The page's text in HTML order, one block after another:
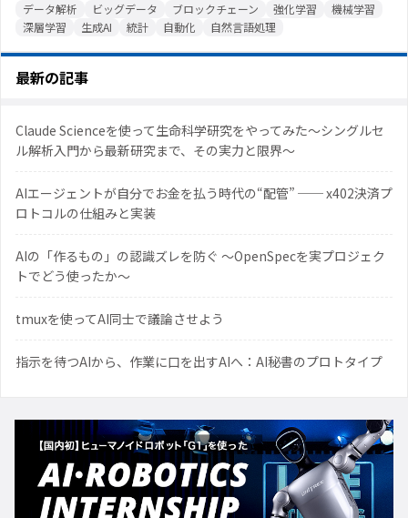
データ解析
ビッグデータ ブロックチェーン 強化学習
機械学習
深層学習
生成AI 統計 自動化 自然言語処理
最新の記事
Claude Scienceを使って生命科学研究をやってみた〜シングルセ
ル解析入門から最新研究まで、その実力と限界〜
AIエージェントが自分でお金を払う時代の“配管” ── x402決済プ
ロトコルの仕組みと実装
AIの「作るもの」の認識ズレを防ぐ 〜OpenSpecを実プロジェク
トでどう使ったか〜
tmuxを使ってAI同士で議論させよう
指示を待つAIから、作業に口を出すAIへ：AI秘書のプロトタイプ